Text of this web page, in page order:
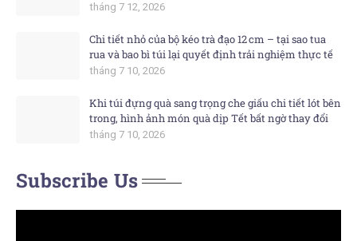
tháng 7 12, 2026
Chi tiết nhỏ của bộ kéo trà đạo 12 cm – tại sao tua
rua và bao bì túi lại quyết định trải nghiệm thực tế
tháng 7 10, 2026
Khi túi đựng quà sang trọng che giấu chi tiết lót bên
trong, hình ảnh món quà dịp Tết bất ngờ thay đổi
tháng 7 10, 2026
Subscribe Us